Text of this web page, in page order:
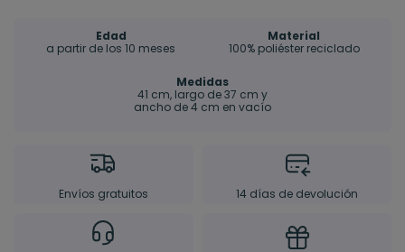
Edad
a partir de los 10 meses
Material
100% poliéster reciclado
Medidas
41 cm, largo de 37 cm y
ancho de 4 cm en vacío
Envíos gratuitos 14 días de devolución